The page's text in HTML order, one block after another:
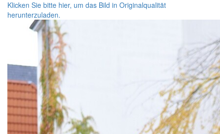
Klicken Sie bitte hier, um das Bild in Originalqualität
herunterzuladen.